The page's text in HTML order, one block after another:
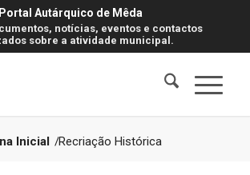
Portal Autárquico de Mêda
notícias, eventos e contactos
sobre a atividade municipal.
Inicial /Recriação Histórica